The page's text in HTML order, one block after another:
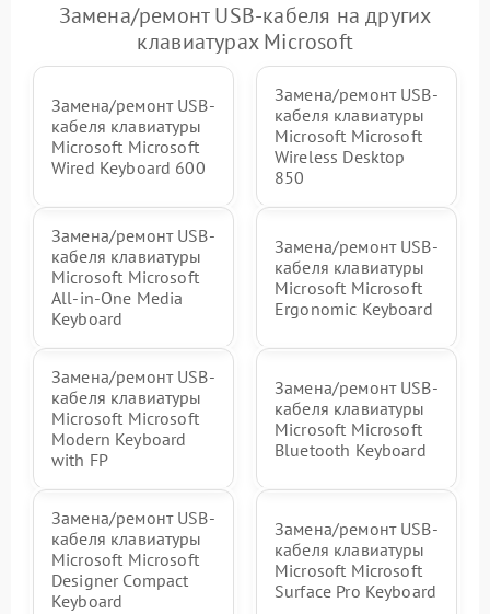
Замена/ремонт USB-кабеля на других
клавиатурах Microsoft
Замена/ремонт USB-
кабеля клавиатуры
Microsoft Microsoft
Wired Keyboard 600
Замена/ремонт USB-
кабеля клавиатуры
Microsoft Microsoft
Wireless Desktop
850
Замена/ремонт USB-
кабеля клавиатуры
Microsoft Microsoft
All-in-One Media
Keyboard
Замена/ремонт USB-
кабеля клавиатуры
Microsoft Microsoft
Ergonomic Keyboard
Замена/ремонт USB-
кабеля клавиатуры
Microsoft Microsoft
Modern Keyboard
with FP
Замена/ремонт USB-
кабеля клавиатуры
Microsoft Microsoft
Bluetooth Keyboard
Замена/ремонт USB-
кабеля клавиатуры
Microsoft Microsoft
Designer Compact
Keyboard
Замена/ремонт USB-
кабеля клавиатуры
Microsoft Microsoft
Surface Pro Keyboard